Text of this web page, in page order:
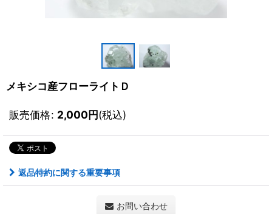
メキシコ産フローライトＤ
販売価格: 2,000円(税込)
返品特約に関する重要事項
お問い合わせ